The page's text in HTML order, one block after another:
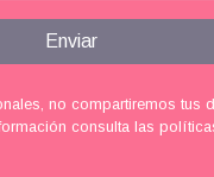
Enviar
no compartiremos tus
consulta las